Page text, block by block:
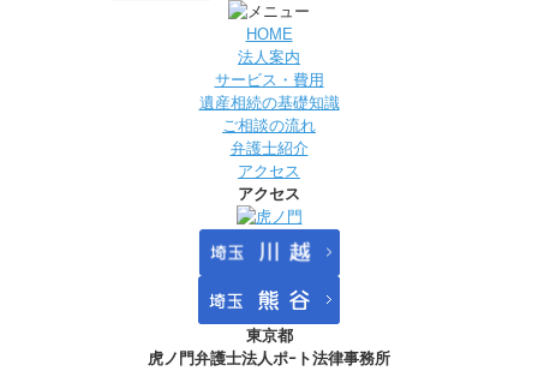
HOME
法人案内
サービス・費用
遺産相続の基礎知識
ご相談の流れ
弁護士紹介
アクセス
アクセス
東京都
虎ノ門弁護士法人ポｰト法律事務所